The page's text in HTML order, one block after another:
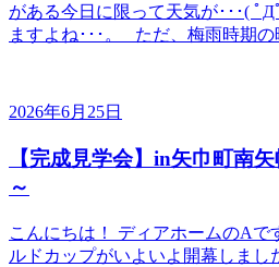
がある今日に限って天気が･･･( ﾟ
ますよね･･･。 ただ、梅雨時期
2026年6月25日
【完成見学会】in矢巾町南
～
こんにちは！ ディアホームのAで
ルドカップがいよいよ開幕しまし